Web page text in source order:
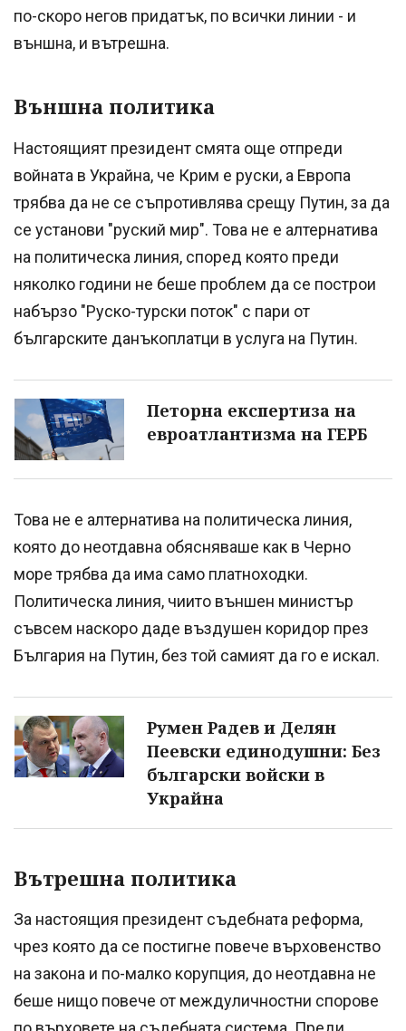
по-скоро негов придатък, по всички линии - и
външна, и вътрешна.
Външна политика
Настоящият президент смята още отпреди
войната в Украйна, че Крим е руски, а Европа
трябва да не се съпротивлява срещу Путин, за да
се установи "руский мир". Това не е алтернатива
на политическа линия, според която преди
няколко години не беше проблем да се построи
набързо "Руско-турски поток" с пари от
българските данъкоплатци в услуга на Путин.
Петорна експертиза на
евроатлантизма на ГЕРБ
Това не е алтернатива на политическа линия,
която до неотдавна обясняваше как в Черно
море трябва да има само платноходки.
Политическа линия, чиито външен министър
съвсем наскоро даде въздушен коридор през
България на Путин, без той самият да го е искал.
Румен Радев и Делян
Пеевски единодушни: Без
български войски в
Украйна
Вътрешна политика
За настоящия президент съдебната реформа,
чрез която да се постигне повече върховенство
на закона и по-малко корупция, до неотдавна не
беше нищо повече от междуличностни спорове